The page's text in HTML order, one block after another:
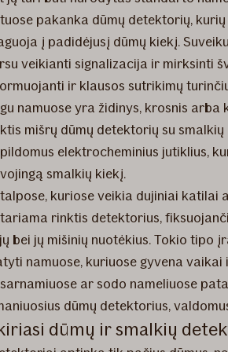
pakanka dūmų detektorių,
į padidėjusį dūmų kiekį.
veikianti signalizacija ir mirksinti
ir klausos sutrikimų
namuose yra židinys, krosnis
mišrų dūmų detektorių su
elektrocheminius jutiklius,
smalkių kiekį.
kuriose veikia dujiniai katilai
rinktis detektorius,
bei jų mišinių nuotėkius. Tokio tipo
namuose, kuriuose gyvena vaikai
ar sodo nameliuose
dūmų detektorius,
dūmų ir smalkių